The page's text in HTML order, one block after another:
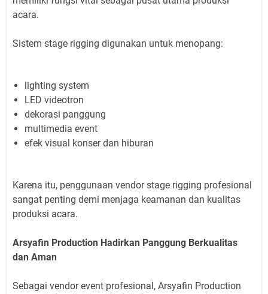
acara.
Sistem stage rigging digunakan untuk menopang:
lighting system
LED videotron
dekorasi panggung
multimedia event
efek visual konser dan hiburan
Karena itu, penggunaan vendor stage rigging profesional
sangat penting demi menjaga keamanan dan kualitas
produksi acara.
Arsyafin Production Hadirkan Panggung Berkualitas
dan Aman
Sebagai vendor event profesional, Arsyafin Production